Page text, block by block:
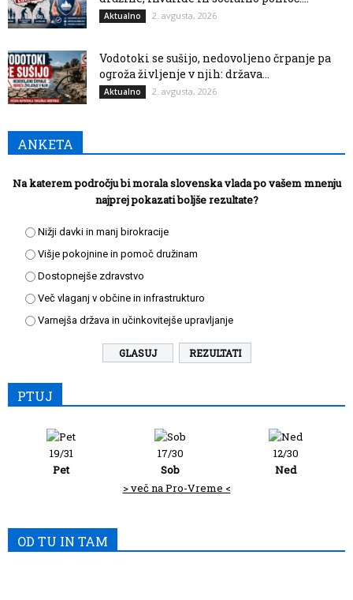
Aktualno 2. avgusta, 2026
Vodotoki se sušijo, nedovoljeno črpanje pa
ogroža življenje v njih: država...
Aktualno 2. avgusta, 2026
ANKETA
Na katerem področju bi morala slovenska vlada po vašem mnenju
najprej pokazati boljše rezultate?
Nižji davki in manj birokracije
Višje pokojnine in pomoč družinam
Dostopnejše zdravstvo
Več vlaganj v občine in infrastrukturo
Varnejša država in učinkovitejše upravljanje
REZULTATI
PTUJ
19/31
Pet
17/30
Sob
12/30
Ned
> več na Pro-Vreme <
OD TU IN TAM